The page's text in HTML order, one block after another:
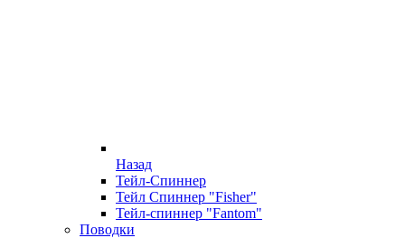
Назад
Тейл-Спиннер
Тейл Спиннер "Fisher"
Тейл-спиннер "Fantom"
Поводки